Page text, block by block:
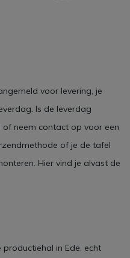
voor levering, je
Is de leverdag
neem contact op voor een
of je de tafel
Hier vind je alvast de
in Ede, echt